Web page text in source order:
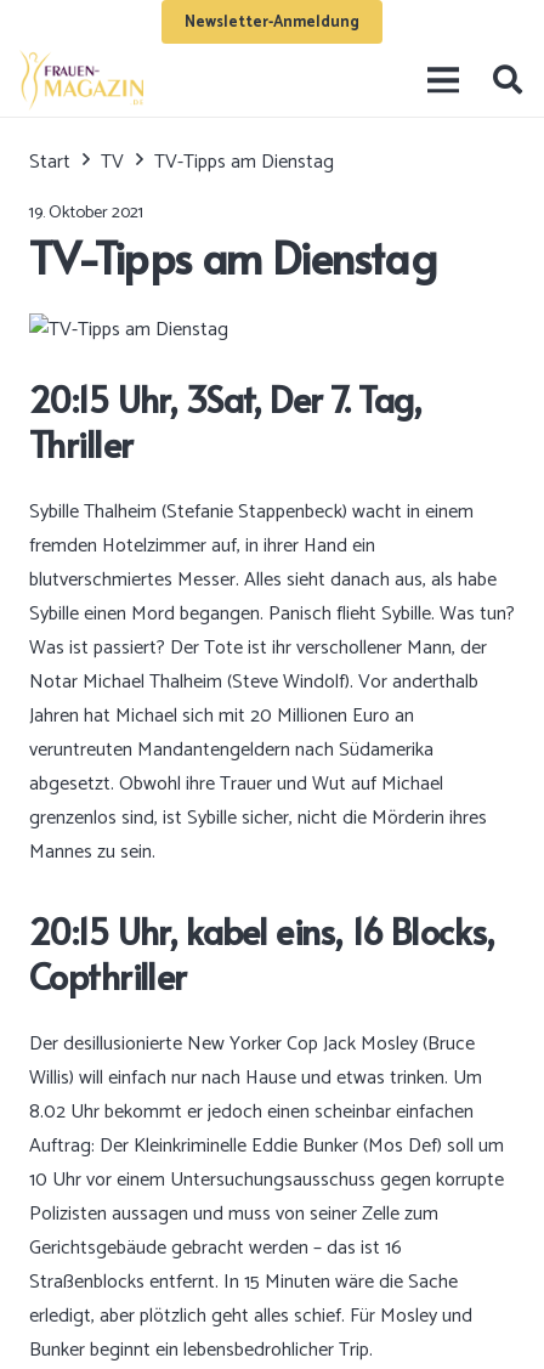
Newsletter-Anmeldung
Start TV TV-Tipps am Dienstag
19. Oktober 2021
TV-Tipps am Dienstag
20:15 Uhr, 3Sat, Der 7. Tag,
Thriller
Sybille Thalheim (Stefanie Stappenbeck) wacht in einem
fremden Hotelzimmer auf, in ihrer Hand ein
blutverschmiertes Messer. Alles sieht danach aus, als habe
Sybille einen Mord begangen. Panisch flieht Sybille. Was tun?
Was ist passiert? Der Tote ist ihr verschollener Mann, der
Notar Michael Thalheim (Steve Windolf). Vor anderthalb
Jahren hat Michael sich mit 20 Millionen Euro an
veruntreuten Mandantengeldern nach Südamerika
abgesetzt. Obwohl ihre Trauer und Wut auf Michael
grenzenlos sind, ist Sybille sicher, nicht die Mörderin ihres
Mannes zu sein.
20:15 Uhr, kabel eins, 16 Blocks,
Copthriller
Der desillusionierte New Yorker Cop Jack Mosley (Bruce
Willis) will einfach nur nach Hause und etwas trinken. Um
8.02 Uhr bekommt er jedoch einen scheinbar einfachen
Auftrag: Der Kleinkriminelle Eddie Bunker (Mos Def) soll um
10 Uhr vor einem Untersuchungsausschuss gegen korrupte
Polizisten aussagen und muss von seiner Zelle zum
Gerichtsgebäude gebracht werden – das ist 16
Straßenblocks entfernt. In 15 Minuten wäre die Sache
erledigt, aber plötzlich geht alles schief. Für Mosley und
Bunker beginnt ein lebensbedrohlicher Trip.